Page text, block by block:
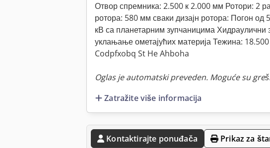
Отвор спремника: 2.500 к 2.000 мм Ротори: 2
ротора: 580 мм сваки дизајн ротора: Погон од
кВ са планетарним зупчаницима Хидраулични
уклањање ометајућих материја Тежина: 18.500
Codpfxobq St He Ahboha
Oglas je automatski preveden. Moguće su
Zatražite više informacija
Kontaktirajte ponuđača Prikaz za